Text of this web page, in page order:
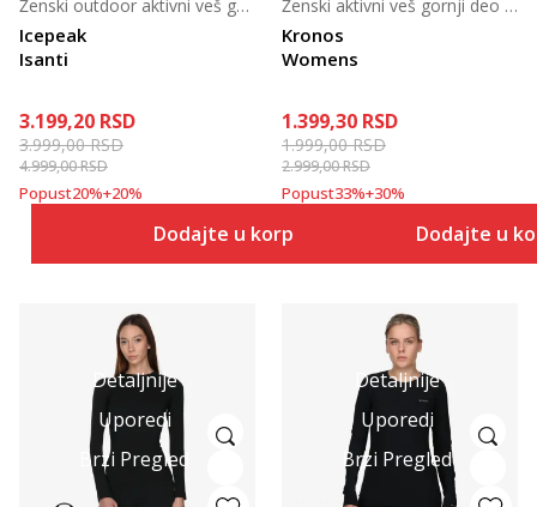
Icepeak
Isanti
Ženski outdoor aktivni veš gornji deo
3.199,20 RSD
3.999,00RSD
4.999,00RSD
Popust20%+20%
Dodajte u korpu
Kronos
Womens
Ženski aktivni veš gornji deo za skijanje
1.399,30 RSD
1.999,00RSD
2.999,00RSD
Popust33%+30%
Dodajte u
Detaljnije
Uporedi
Brzi Pregled
Detaljnije
Uporedi
Brzi Pregled